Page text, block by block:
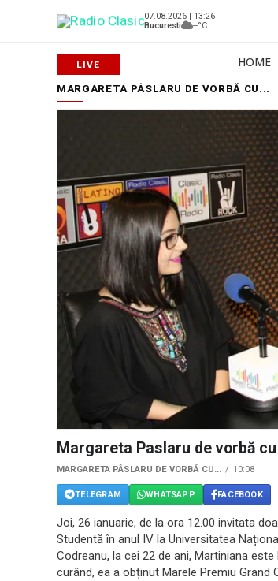
07.08.2026 | 13:26
Bucuresti
--°C
HOME
MARGARETA PÂSLARU DE VORBĂ CU...
Margareta Paslaru de vorbă
MARGARETA PÂSLARU DE VORBĂ CU... 10:08
TELEGRAM WHATSAPP FACEBOOK
Joi, 26 ianuarie, de la ora 12.00 invitata
Studentă în anul IV la Universitatea
Codreanu, la cei 22 de ani, Martiniana
curând, ea a obținut Marele Premiu Grand